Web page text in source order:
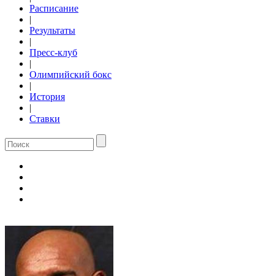
Расписание
|
Результаты
|
Пресс-клуб
|
Олимпийский бокс
|
История
|
Ставки